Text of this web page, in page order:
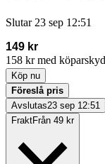
Slutar 23 sep 12:51
149 kr
158 kr med
Köp nu
Föreslå pris
Avslutas23 sep 12:51
FraktFrån 49 kr